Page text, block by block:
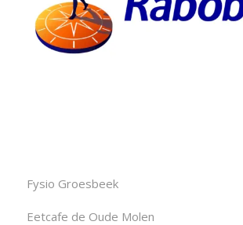
Fysio Groesbeek
Eetcafe de Oude Molen